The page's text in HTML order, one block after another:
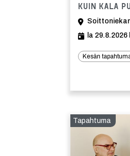
Kuin kala
la
Kesän
Tapahtuma